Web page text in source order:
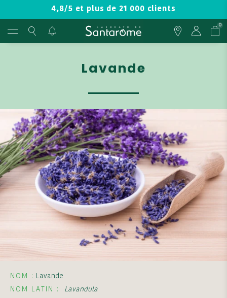
4,8/5 et plus de 21 000 clients
0
Lavande
NOM : Lavande
NOM LATIN :
Lavandula